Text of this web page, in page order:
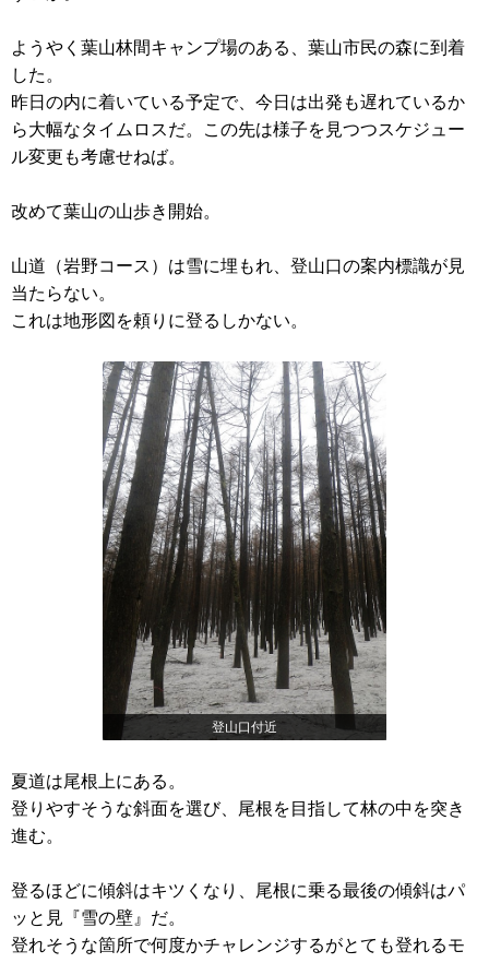
ようやく葉山林間キャンプ場のある、葉山市民の森に到着
した。
昨日の内に着いている予定で、今日は出発も遅れているか
ら大幅なタイムロスだ。この先は様子を見つつスケジュー
ル変更も考慮せねば。
改めて葉山の山歩き開始。
山道（岩野コース）は雪に埋もれ、登山口の案内標識が見
当たらない。
これは地形図を頼りに登るしかない。
登山口付近
夏道は尾根上にある。
登りやすそうな斜面を選び、尾根を目指して林の中を突き
進む。
登るほどに傾斜はキツくなり、尾根に乗る最後の傾斜はパ
ッと見『雪の壁』だ。
登れそうな箇所で何度かチャレンジするがとても登れるモ